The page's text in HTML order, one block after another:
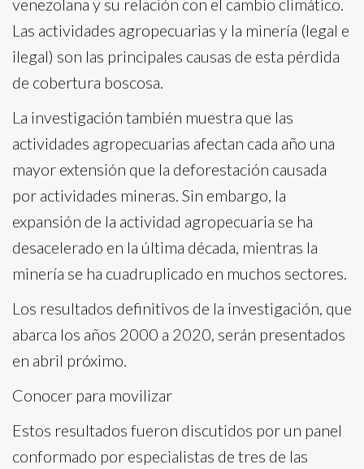
Las actividades agropecuarias y la minería (legal e
ilegal) son las principales causas de esta pérdida
de cobertura boscosa.
La investigación también muestra que las
actividades agropecuarias afectan cada año una
mayor extensión que la deforestación causada
por actividades mineras. Sin embargo, la
expansión de la actividad agropecuaria se ha
desacelerado en la última década, mientras la
minería se ha cuadruplicado en muchos sectores.
Los resultados definitivos de la investigación, que
abarca los años 2000 a 2020, serán presentados
en abril próximo.
Conocer para movilizar
Estos resultados fueron discutidos por un panel
conformado por especialistas de tres de las